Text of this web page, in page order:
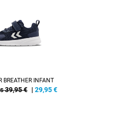
BREATHER INFANT
39,95 € | 29,95€